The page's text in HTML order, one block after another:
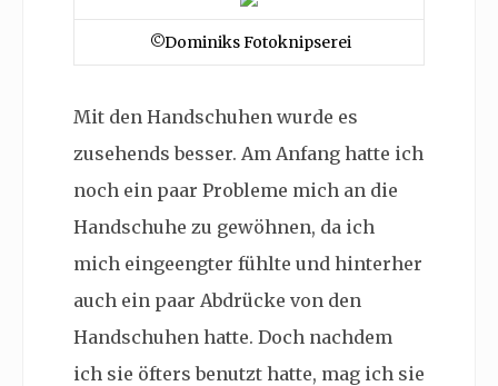
©Dominiks Fotoknipserei
Mit den Handschuhen wurde es
zusehends besser. Am Anfang hatte ich
noch ein paar Probleme mich an die
Handschuhe zu gewöhnen, da ich
mich eingeengter fühlte und hinterher
auch ein paar Abdrücke von den
Handschuhen hatte. Doch nachdem
ich sie öfters benutzt hatte, mag ich sie